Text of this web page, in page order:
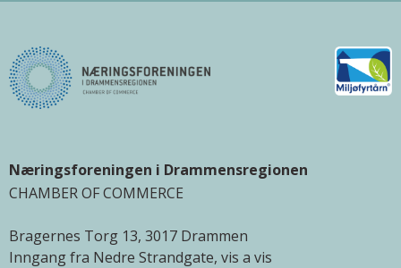
Næringsforeningen i Drammensregionen
CHAMBER OF COMMERCE
Bragernes Torg 13, 3017 Drammen
Inngang fra Nedre Strandgate, vis a vis